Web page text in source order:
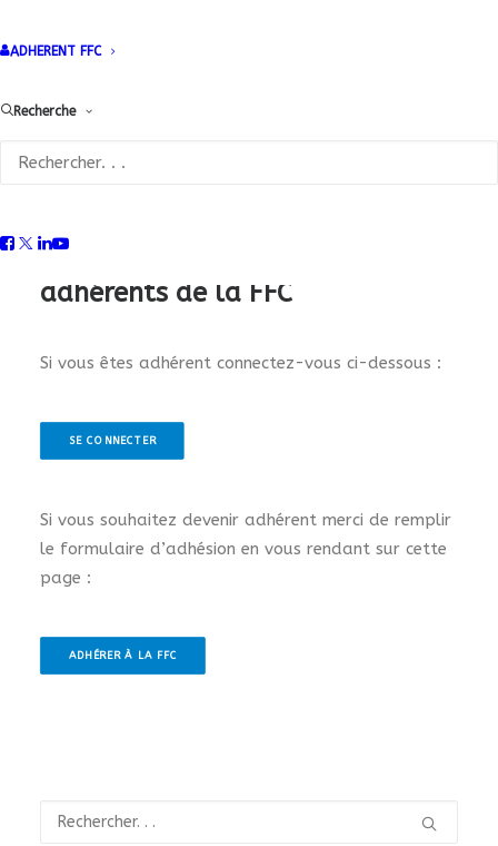
ADHERENT FFC
Recherche
Le contenu complet de cette
adhérents de la FFC
Si vous êtes adhérent connectez-vous ci-dessous :
SE CONNECTER
Si vous souhaitez devenir adhérent merci de remplir
le formulaire d’adhésion en vous rendant sur cette
page :
ADHÉRER À LA FFC